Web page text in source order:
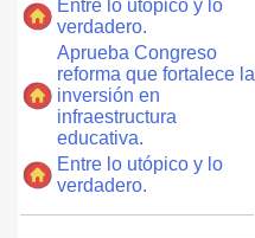
Entre lo utópico y lo
verdadero.
Aprueba Congreso
reforma que fortalece la
inversión en
infraestructura
educativa.
Entre lo utópico y lo
verdadero.